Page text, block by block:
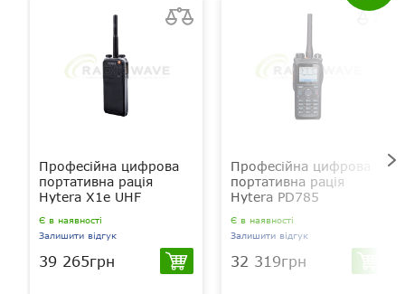
Професійна цифрова
портативна рація
Hytera X1e UHF
Є в наявності
Залишити відгук
39 265грн
Професійна цифрова
портативна рація
Hytera PD785
Є в наявності
Залишити відгук
32 319грн